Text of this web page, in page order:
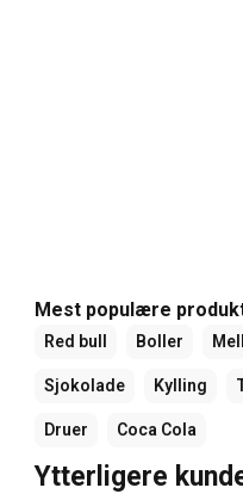
Mest populære
Red bull Boller
Sjokolade Kylling
Druer Coca Cola
Ytterligere